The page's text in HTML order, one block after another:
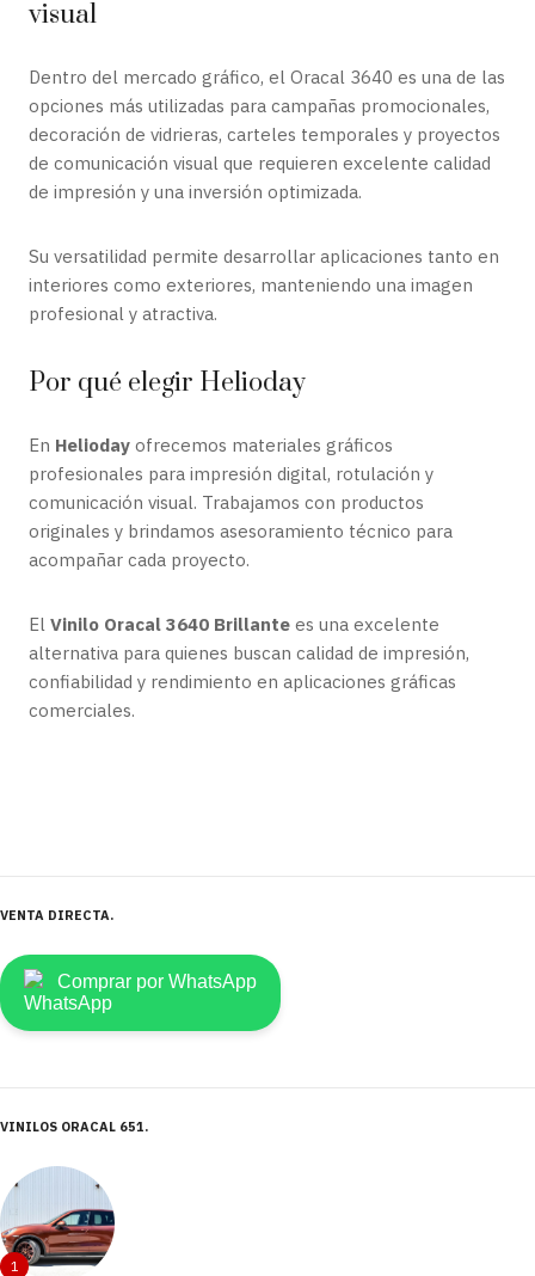
visual
Dentro del mercado gráfico, el Oracal 3640 es una de las
opciones más utilizadas para campañas promocionales,
decoración de vidrieras, carteles temporales y proyectos
de comunicación visual que requieren excelente calidad
de impresión y una inversión optimizada.
Su versatilidad permite desarrollar aplicaciones tanto en
interiores como exteriores, manteniendo una imagen
profesional y atractiva.
Por qué elegir Helioday
En Helioday ofrecemos materiales gráficos
profesionales para impresión digital, rotulación y
comunicación visual. Trabajamos con productos
originales y brindamos asesoramiento técnico para
acompañar cada proyecto.
El Vinilo Oracal 3640 Brillante es una excelente
alternativa para quienes buscan calidad de impresión,
confiabilidad y rendimiento en aplicaciones gráficas
comerciales.
VENTA DIRECTA
Comprar por WhatsApp
VINILOS ORACAL 651
1